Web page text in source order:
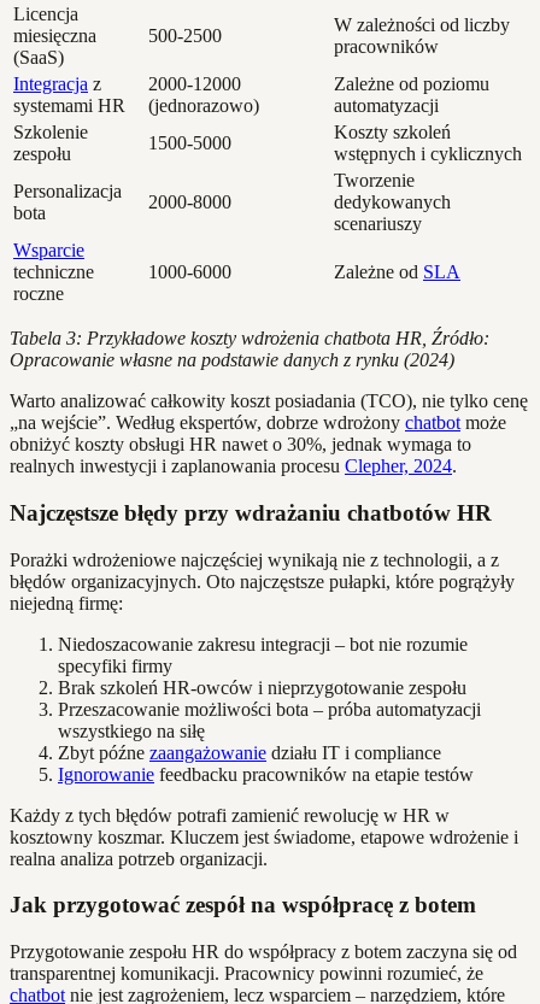
Licencja
miesięczna
(SaaS)
500-2500
W zależności od liczby
pracowników
Integracja z
systemami HR
2000-12000
(jednorazowo)
Zależne od poziomu
automatyzacji
Szkolenie
zespołu
1500-5000
Koszty szkoleń
wstępnych i cyklicznych
Personalizacja
bota
2000-8000
Tworzenie
dedykowanych
scenariuszy
Wsparcie
techniczne
roczne
1000-6000 Zależne od SLA
Tabela 3: Przykładowe koszty wdrożenia chatbota HR, Źródło:
Opracowanie własne na podstawie danych z rynku (2024)
Warto analizować całkowity koszt posiadania (TCO), nie tylko cenę
„na wejście”. Według ekspertów, dobrze wdrożony chatbot może
obniżyć koszty obsługi HR nawet o 30%, jednak wymaga to
realnych inwestycji i zaplanowania procesu Clepher, 2024.
Najczęstsze błędy przy wdrażaniu chatbotów HR
Porażki wdrożeniowe najczęściej wynikają nie z technologii, a z
błędów organizacyjnych. Oto najczęstsze pułapki, które pogrążyły
niejedną firmę:
Niedoszacowanie zakresu integracji – bot nie rozumie
specyfiki firmy
Brak szkoleń HR-owców i nieprzygotowanie zespołu
Przeszacowanie możliwości bota – próba automatyzacji
wszystkiego na siłę
Zbyt późne zaangażowanie działu IT i compliance
Ignorowanie feedbacku pracowników na etapie testów
Każdy z tych błędów potrafi zamienić rewolucję w HR w
kosztowny koszmar. Kluczem jest świadome, etapowe wdrożenie i
realna analiza potrzeb organizacji.
Jak przygotować zespół na współpracę z botem
Przygotowanie zespołu HR do współpracy z botem zaczyna się od
transparentnej komunikacji. Pracownicy powinni rozumieć, że
chatbot nie jest zagrożeniem, lecz wsparciem – narzędziem, które